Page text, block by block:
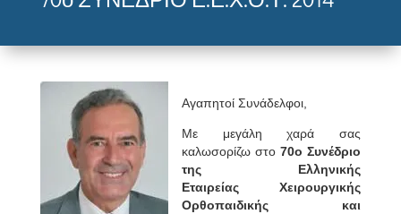
Αγαπητοί Συνάδελφοι,
Με μεγάλη χαρά σας
καλωσορίζω στο70o Συνέδριο
της Ελληνικής
ΕταιρείαςΧειρουργικής
Ορθοπαιδικής και